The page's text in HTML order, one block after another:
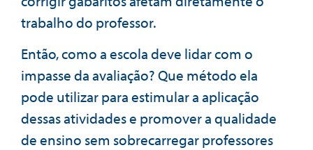
trabalho do professor.
Então, como a escola deve lidar com o
impasse da avaliação? Que método ela
pode utilizar para estimular a aplicação
dessas atividades e promover a qualidade
de ensino sem sobrecarregar professores